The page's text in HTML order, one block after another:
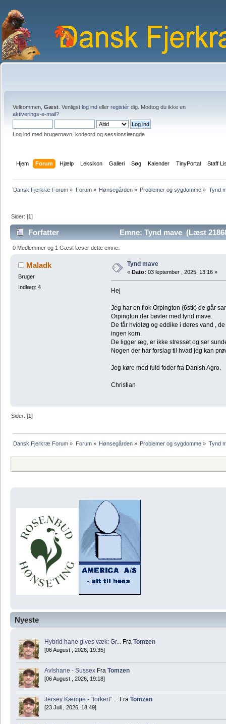
Velkommen, Gæst . Venligst log ind eller registér dig. Modtog du ikke en
aktiverings-e-mail?
Log ind med brugernavn, kodeord og sessionslængde
Hjem Forum Hjælp Leksikon Galleri Søg Kalender TinyPortal Staff
Dansk Fjerkræ Forum » Forum» Hønsegården» Problemer og sygdomme » Tynd
Nyeste
Hybrid hane gives væk: Gr... Fra Tomzen
[06 August , 2026, 19:35]
Avlshane - Sussex Fra Tomzen
[06 August , 2026, 19:18]
Jersey Kæmpe - “forkert” ... Fra Tomzen
[23 Juli , 2026, 18:49]
Sider: [1]
Forfatter Emne: Tynd mave (Læst
0 Medlemmer og 1 Gæst læser dette emne.
Maladk
Bruger
Indlæg: 4
Tynd mave
« Dato: 03 ſeptember , 2025, 13:16 »
Hej
Jeg har en flok Orpington (6stk) de går
Orpington der bøvler med tynd mave.
De får hvidløg og eddike i deres vand ,
ingen korn.
De ligger æg, er ikke stresset og ser
Nogen der har forslag til hvad jeg kan
Jeg køre med fuld foder fra Danish Agro.
Christian
Sider: [1]
Dansk Fjerkræ Forum » Forum» Hønsegården» Problemer og sygdomme » Tynd